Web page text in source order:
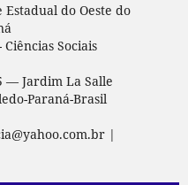
Estadual do Oeste do
Sociais
— Jardim La Salle
Paraná-Brasil
|